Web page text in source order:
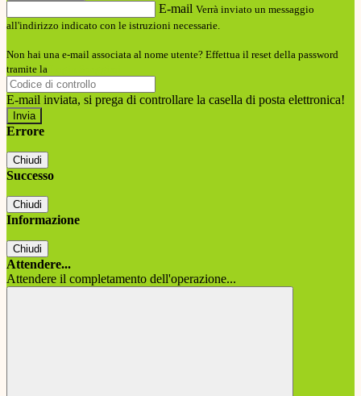
E-mail Verrà inviato un messaggio
all'indirizzo indicato con le istruzioni necessarie.
Non hai una e-mail associata al nome utente? Effettua il reset della password
tramite la
E-mail inviata, si prega di controllare la casella di posta elettronica!
Errore
Chiudi
Successo
Chiudi
Informazione
Chiudi
Attendere...
Attendere il completamento dell'operazione...